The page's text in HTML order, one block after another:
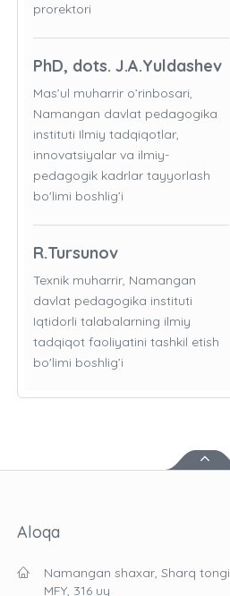
prorektori
PhD, dots. J.A.Yuldashev
Mas’ul muharrir o’rinbosari,
Namangan davlat pedagogika
instituti Ilmiy tadqiqotlar,
innovatsiyalar va ilmiy-
pedagogik kadrlar tayyorlash
bo'limi boshlig’i
R.Tursunov
Texnik muharrir, Namangan
davlat pedagogika instituti
Iqtidorli talabalarning ilmiy
tadqiqot faoliyatini tashkil etish
bo'limi boshlig’i
Aloqa
Namangan shaxar, Sharq tongi
MFY, 316 uy